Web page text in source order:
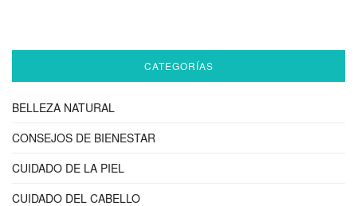
CATEGORÍAS
BELLEZA NATURAL
CONSEJOS DE BIENESTAR
CUIDADO DE LA PIEL
CUIDADO DEL CABELLO